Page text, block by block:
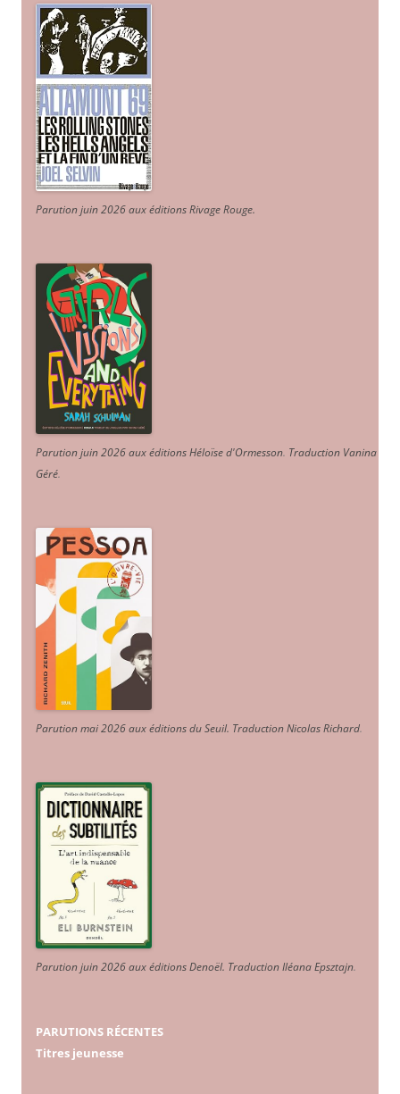
Parution juin 2026 aux éditions Rivage Rouge.
Parution juin 2026 aux éditions Héloïse d'Ormesson. Traduction Vanina
Géré.
Parution mai 2026 aux éditions du Seuil. Traduction Nicolas Richard.
Parution juin 2026 aux éditions Denoël. Traduction Iléana Epsztajn.
PARUTIONS RÉCENTES
Titres jeunesse